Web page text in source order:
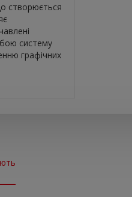
створюється
систему
графічних